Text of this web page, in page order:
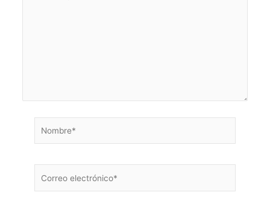
electrónico*